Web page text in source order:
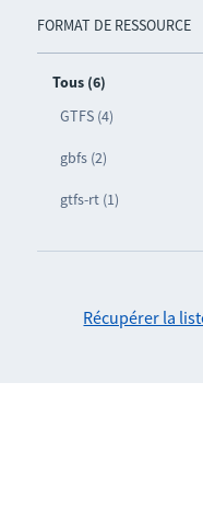
FORMAT DE RESSOURCE
Tous (6)
GTFS (4)
gbfs (2)
gtfs-rt (1)
Récupérer la